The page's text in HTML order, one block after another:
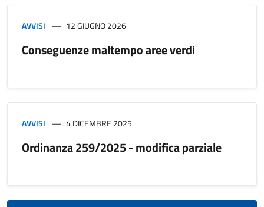
AVVISI 12 GIUGNO 2026
Conseguenze maltempo aree verdi
AVVISI 4 DICEMBRE 2025
Ordinanza 259/2025 - modifica parziale